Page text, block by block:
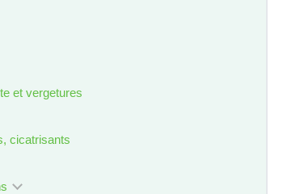
et vergetures
cicatrisants